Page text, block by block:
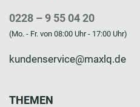
0228 – 9 55 04 20
(Mo. - Fr. von 08:00 Uhr - 17:00 Uhr)
kundenservice@maxlq.de
THEMEN